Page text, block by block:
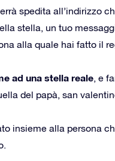
spedita all’indirizzo
stella, un tuo
alla quale hai fatto il
ad una stella reale, e
del papà, san
insieme alla persona